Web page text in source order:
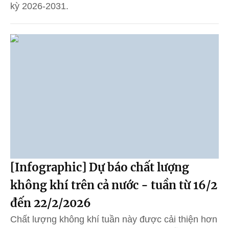
kỳ 2026-2031.
[Infographic] Dự báo chất lượng
không khí trên cả nước - tuần từ 16/2
đến 22/2/2026
Chất lượng không khí tuần này được cải thiện hơn